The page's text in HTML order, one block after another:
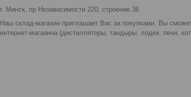
г. Минск, пр Независимости 220, строение 36
Наш склад-магазин приглашает Вас за покупками. Вы
интернет-магазина (дистилляторы, тандыры, лодки, печи,